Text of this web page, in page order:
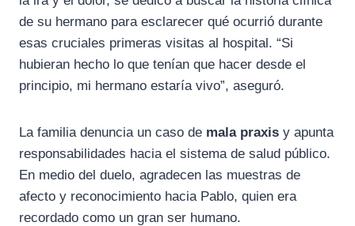
de su hermano para esclarecer qué ocurrió durante
esas cruciales primeras visitas al hospital. “Si
hubieran hecho lo que tenían que hacer desde el
principio, mi hermano estaría vivo”, aseguró.
La familia denuncia un caso de mala praxis y apunta
responsabilidades hacia el sistema de salud público.
En medio del duelo, agradecen las muestras de
afecto y reconocimiento hacia Pablo, quien era
recordado como un gran ser humano.